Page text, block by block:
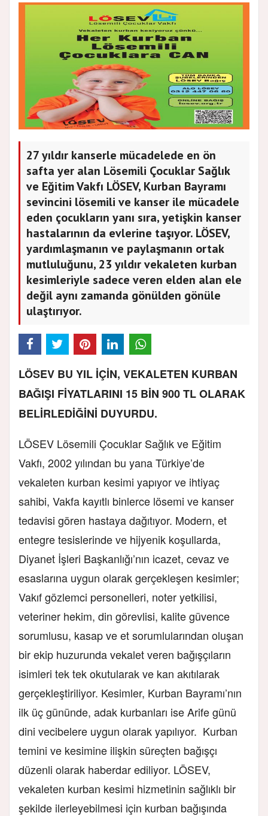
27 yıldır kanserle mücadelede en ön
safta yer alan Lösemili Çocuklar Sağlık
ve Eğitim Vakfı LÖSEV, Kurban Bayramı
sevincini lösemili ve kanser ile mücadele
eden çocukların yanı sıra, yetişkin kanser
hastalarının da evlerine taşıyor. LÖSEV,
yardımlaşmanın ve paylaşmanın ortak
mutluluğunu, 23 yıldır vekaleten kurban
kesimleriyle sadece veren elden alan ele
değil aynı zamanda gönülden gönüle
ulaştırıyor.
LÖSEV BU YIL İÇİN, VEKALETEN KURBAN
BAĞIŞI FİYATLARINI 15 BİN 900 TL OLARAK
BELİRLEDİĞİNİ DUYURDU.
LÖSEV Lösemili Çocuklar Sağlık ve Eğitim
Vakfı, 2002 yılından bu yana Türkiye’de
vekaleten kurban kesimi yapıyor ve ihtiyaç
sahibi, Vakfa kayıtlı binlerce lösemi ve kanser
tedavisi gören hastaya dağıtıyor. Modern, et
entegre tesislerinde ve hijyenik koşullarda,
Diyanet İşleri Başkanlığı’nın icazet, cevaz ve
esaslarına uygun olarak gerçekleşen kesimler;
Vakıf gözlemci personelleri, noter yetkilisi,
veteriner hekim, din görevlisi, kalite güvence
sorumlusu, kasap ve et sorumlularından oluşan
bir ekip huzurunda vekalet veren bağışçıların
isimleri tek tek okutularak ve kan akıtılarak
gerçekleştiriliyor. Kesimler, Kurban Bayramı’nın
ilk üç gününde, adak kurbanları ise Arife günü
dini vecibelere uygun olarak yapılıyor. Kurban
temini ve kesimine ilişkin süreçten bağışçı
düzenli olarak haberdar ediliyor. LÖSEV,
vekaleten kurban kesimi hizmetinin sağlıklı bir
şekilde ilerleyebilmesi için kurban bağışında